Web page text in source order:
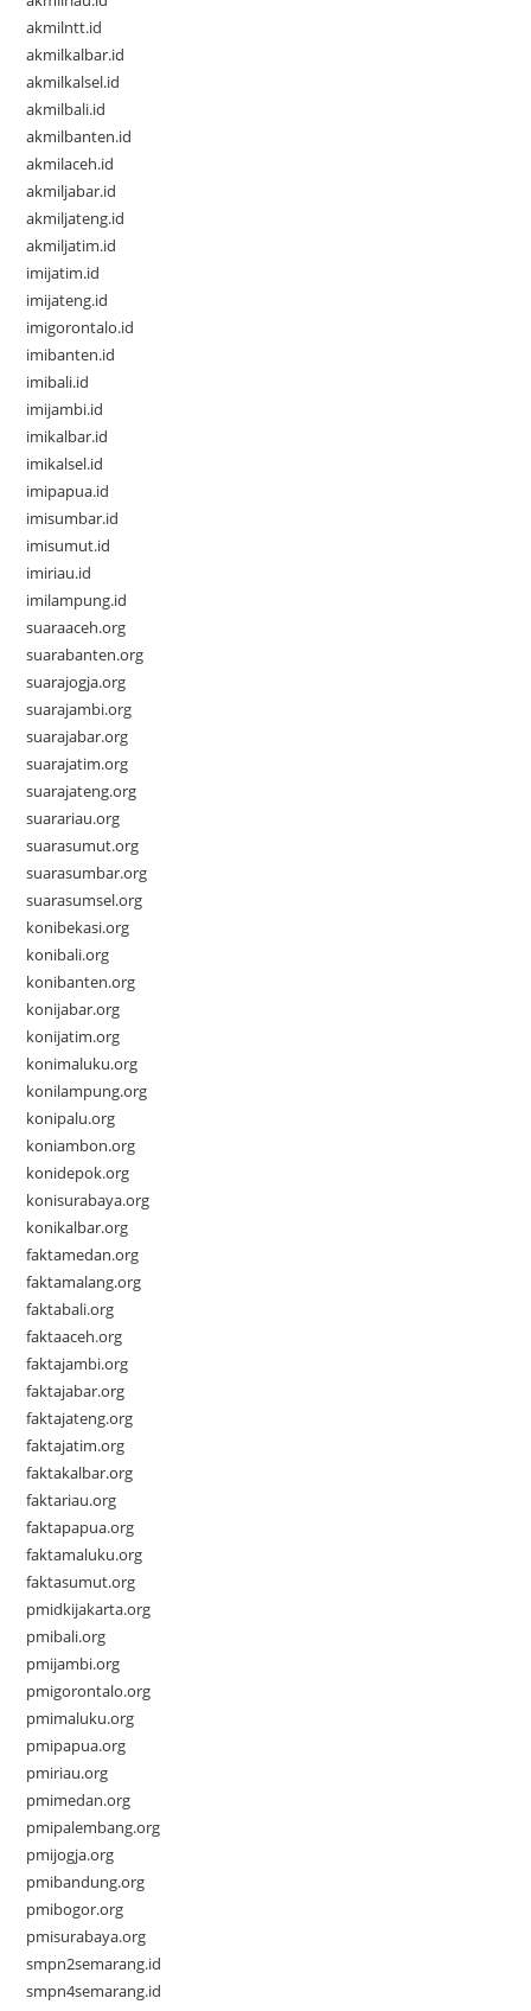
akmilntt.id
akmilkalbar.id
akmilkalsel.id
akmilbali.id
akmilbanten.id
akmilaceh.id
akmiljabar.id
akmiljateng.id
akmiljatim.id
imijatim.id
imijateng.id
imigorontalo.id
imibanten.id
imibali.id
imijambi.id
imikalbar.id
imikalsel.id
imipapua.id
imisumbar.id
imisumut.id
imiriau.id
imilampung.id
suaraaceh.org
suarabanten.org
suarajogja.org
suarajambi.org
suarajabar.org
suarajatim.org
suarajateng.org
suarariau.org
suarasumut.org
suarasumbar.org
suarasumsel.org
konibekasi.org
konibali.org
konibanten.org
konijabar.org
konijatim.org
konimaluku.org
konilampung.org
konipalu.org
koniambon.org
konidepok.org
konisurabaya.org
konikalbar.org
faktamedan.org
faktamalang.org
faktabali.org
faktaaceh.org
faktajambi.org
faktajabar.org
faktajateng.org
faktajatim.org
faktakalbar.org
faktariau.org
faktapapua.org
faktamaluku.org
faktasumut.org
pmidkijakarta.org
pmibali.org
pmijambi.org
pmigorontalo.org
pmimaluku.org
pmipapua.org
pmiriau.org
pmimedan.org
pmipalembang.org
pmijogja.org
pmibandung.org
pmibogor.org
pmisurabaya.org
smpn2semarang.id
smpn4semarang.id